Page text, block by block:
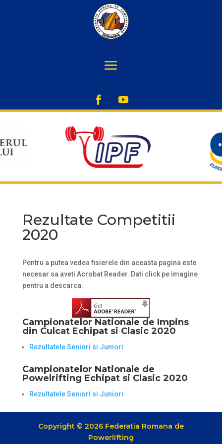
Rezultate Competitii
2020
Pentru a putea vedea fisierele din aceasta pagina este
necesar sa aveti Acrobat Reader. Dati click pe imagine
pentru a descarca:
Campionatelor Nationale de Impins
din Culcat Echipat si Clasic 2020
Rezultatele Seniori si Juniori
Campionatelor Nationale de
Powelrifting Echipat si Clasic 2020
Rezultatele Seniori si Juniori
Copyright © 2026 Federatia Romana de
Powerlifting